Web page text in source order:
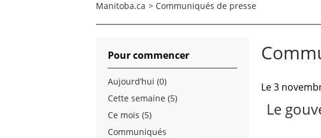
Manitoba.ca > Communiqués de presse
Le 3
Le
Pour commencer
Aujourd’hui (0)
Cette semaine (5)
Ce mois (5)
Communiqués